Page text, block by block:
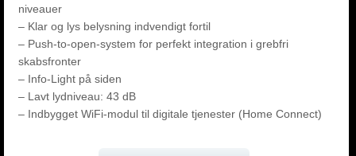
niveauer
– Klar og lys belysning indvendigt fortil
– Push-to-open-system for perfekt integration i grebfri
skabsfronter
– Info-Light på siden
– Lavt lydniveau: 43 dB
– Indbygget WiFi-modul til digitale tjenester (Home Connect)